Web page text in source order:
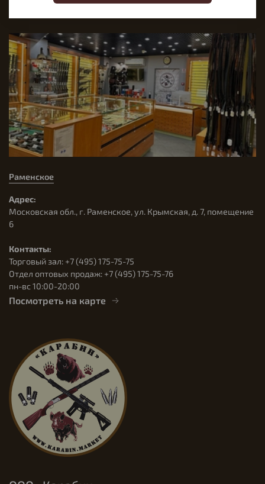
Раменское
Адрес:
Московская обл., г. Раменское, ул. Крымская, д. 7, помещение
6
Контакты:
Торговый зал: +7 (495) 175-75-75
Отдел оптовых продаж: +7 (495) 175-75-76
пн-вс 10:00-20:00
Посмотреть на карте